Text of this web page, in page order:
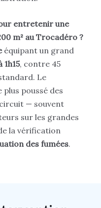
entretenir une
m² au Trocadéro ?
équipant un grand
1h15, contre 45
Le
poussé des
— souvent
sur les grandes
la vérification
des fumées.